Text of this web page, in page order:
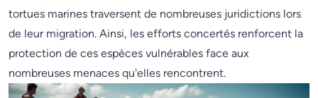
tortues marines traversent de nombreuses juridictions lors
de leur migration. Ainsi, les efforts concertés renforcent la
protection de ces espèces vulnérables face aux
nombreuses menaces qu'elles rencontrent.